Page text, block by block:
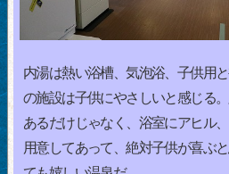
内湯は熱い浴槽、気泡浴、子供用
の施設は子供にやさしいと感じる
あるだけじゃなく、浴室にアヒル
用意してあって、絶対子供が喜ぶ